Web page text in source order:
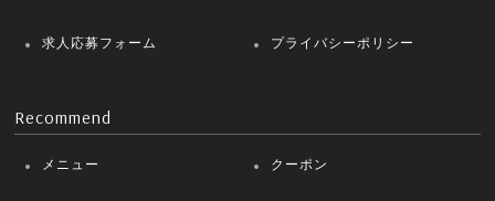
求人応募フォーム プライバシーポリシー
Recommend
メニュー クーポン